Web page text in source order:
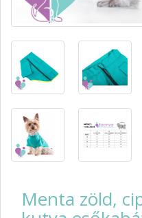
Menta zöld,